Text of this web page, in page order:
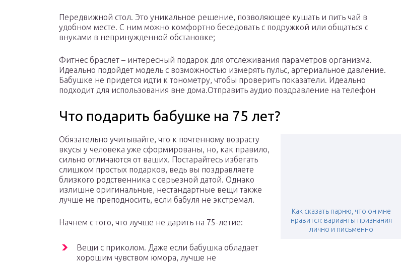
Передвижной стол. Это уникальное решение, позволяющее кушать и пить чай в
удобном месте. С ним можно комфортно беседовать с подружкой или общаться с
внуками в непринужденной обстановке;
Фитнес браслет – интересный подарок для отслеживания параметров организма.
Идеально подойдет модель с возможностью измерять пульс, артериальное давление.
Бабушке не придется идти к тонометру, чтобы проверить показатели. Идеально
подходит для использования вне дома.Отправить аудио поздравление на телефон
Что подарить бабушке на 75 лет?
Как сказать парню, что он мне
нравится: варианты признания
лично и письменно
Обязательно учитывайте, что к почтенному возрасту
вкусы у человека уже сформированы, но, как правило,
сильно отличаются от ваших. Постарайтесь избегать
слишком простых подарков, ведь вы поздравляете
близкого родственника с серьезной датой. Однако
излишне оригинальные, нестандартные вещи также
лучше не преподносить, если бабуля не экстремал.
Начнем с того, что лучше не дарить на 75-летие:
Вещи с приколом. Даже если бабушка обладает
хорошим чувством юмора, лучше не